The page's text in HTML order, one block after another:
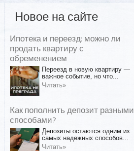
Новое на сайте
Ипотека и переезд: можно ли
продать квартиру с
обременением
Переезд в новую квартиру —
важное событие, но что...
Читать»
Как пополнить депозит разными
способами?
Депозиты остаются одним из
самых надежных способов...
Читать»